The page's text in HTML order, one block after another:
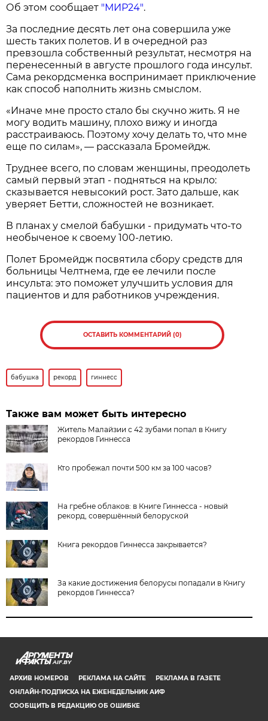
Об этом сообщает "МИР24".
За последние десять лет она совершила уже
шесть таких полетов. И в очередной раз
превзошла собственный результат, несмотря на
перенесенный в августе прошлого года инсульт.
Сама рекордсменка воспринимает приключение
как способ наполнить жизнь смыслом.
«Иначе мне просто стало бы скучно жить. Я не
могу водить машину, плохо вижу и иногда
расстраиваюсь. Поэтому хочу делать то, что мне
еще по силам», — рассказала Бромейдж.
Труднее всего, по словам женщины, преодолеть
самый первый этап - подняться на крыло:
сказывается невысокий рост. Зато дальше, как
уверяет Бетти, сложностей не возникает.
В планах у смелой бабушки - придумать что-то
необыченое к своему 100-летию.
Полет Бромейдж посвятила сбору средств для
больницы Челтнема, где ее лечили после
инсульта: это поможет улучшить условия для
пациентов и для работников учреждения.
ОСТАВИТЬ КОММЕНТАРИЙ (0)
бабушка рекорд гиннесс
Также вам может быть интересно
Житель Малайзии с 42 зубами попал в Книгу
рекордов Гиннесса
Кто пробежал почти 500 км за 100 часов?
На гребне облаков: в Книге Гиннесса - новый
рекорд, совершённый белоруской
Книга рекордов Гиннесса закрывается?
За какие достижения белорусы попадали в Книгу
рекордов Гиннесса?
AIF.BY
АРХИВ НОМЕРОВ РЕКЛАМА НА САЙТЕ
РЕКЛАМА В ГАЗЕТЕ
ОНЛАЙН-ПОДПИСКА НА ЕЖЕНЕДЕЛЬНИК АИФ
СООБЩИТЬ В РЕДАКЦИЮ ОБ ОШИБКЕ